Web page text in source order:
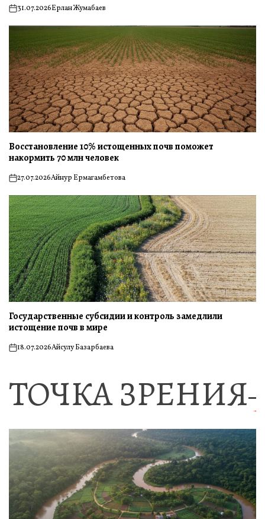
on31.07.2026Ерлан Жумабаев
Восстановление 10% истощенных почв поможет
накормить 70 млн человек
on27.07.2026Айнур Ермагамбетова
Государственные субсидии и контроль замедлили
истощение почв в мире
on18.07.2026Айсулу Базарбаева
ТОЧКА ЗРЕНИЯ